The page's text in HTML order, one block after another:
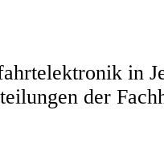
in
der